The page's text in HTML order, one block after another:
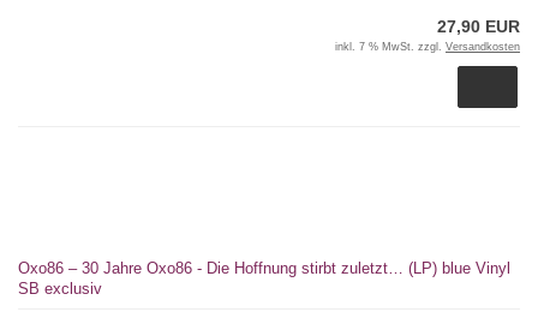
27,90 EUR
inkl. 7 % MwSt. zzgl. Versandkosten
Oxo86 – 30 Jahre Oxo86 - Die Hoffnung stirbt zuletzt… (LP) blue Vinyl
SB exclusiv